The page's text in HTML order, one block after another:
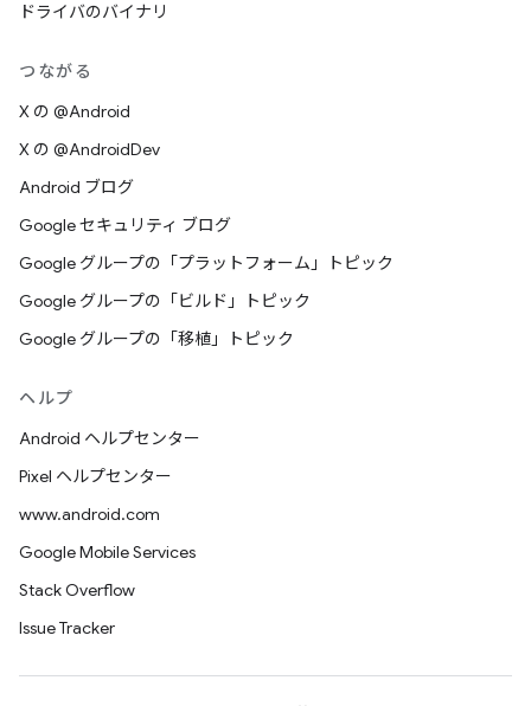
ドライバのバイナリ
つながる
X の @Android
X の @AndroidDev
Android ブログ
Google セキュリティ ブログ
Google グループの「プラットフォーム」トピック
Google グループの「ビルド」トピック
Google グループの「移植」トピック
ヘルプ
Android ヘルプセンター
Pixel ヘルプセンター
www.android.com
Google Mobile Services
Stack Overflow
Issue Tracker